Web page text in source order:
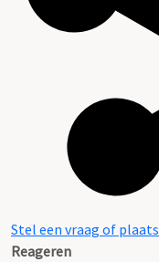
Stel een vraag of
Reageren